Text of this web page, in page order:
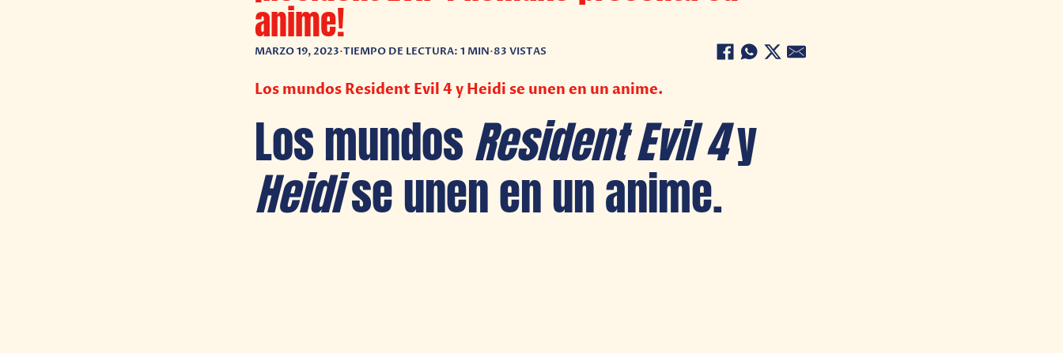
anime!
MARZO 19, 2023•TIEMPO DE LECTURA: 1 MIN•83 VISTAS
Los mundos Resident Evil 4 y Heidi se unen en un anime.
Los mundosResident Evil 4y
Heidise unen en un anime.